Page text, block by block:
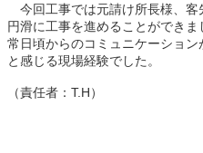
今回工事では元請け所長様、客
円滑に工事を進めることができま
常日頃からのコミュニケーショ
と感じる現場経験でした。
（責任者：T.H）